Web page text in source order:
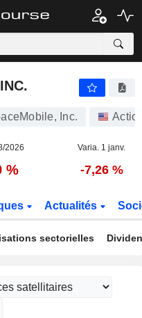
Inc.
2026 Varia. 1 janv.
% -7,26 %
Actualités
sectorielles